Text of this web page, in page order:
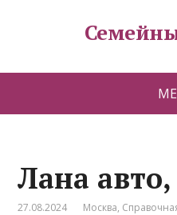
Лана авто,
27.08.2024 Москва,